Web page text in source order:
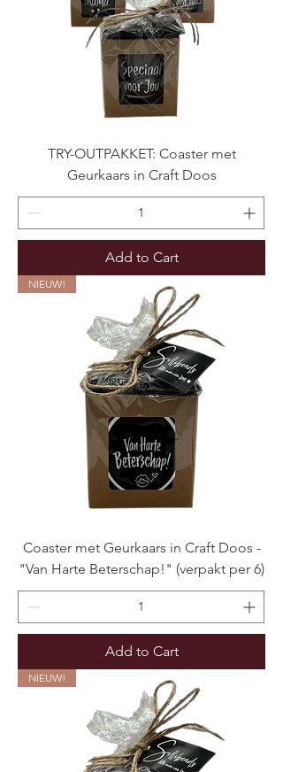
TRY-OUTPAKKET: Coaster met
Geurkaars in Craft Doos
Add to Cart
NIEUW!
Coaster met Geurkaars in Craft Doos -
"Van Harte Beterschap!" (verpakt per 6)
Add to Cart
NIEUW!